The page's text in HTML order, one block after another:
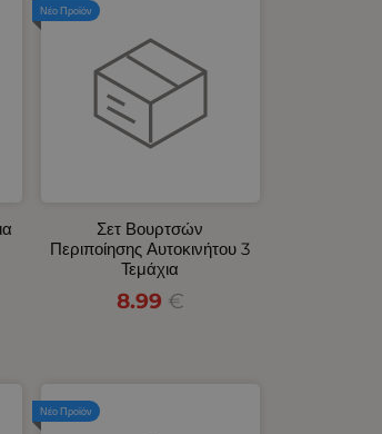
Σετ Βουρτσών
Περιποίησης Αυτοκινήτου 3
Τεμάχια
8.99 €
Νέο Προϊόν
Νέο Προϊόν